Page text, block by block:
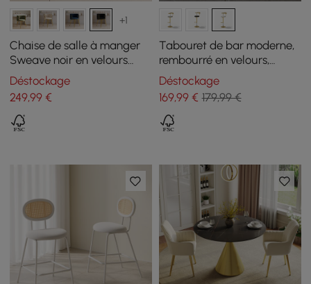
+1
Chaise de salle à manger
Sweave noir en velours
rembourrée, 1 pièce
Déstockage
249,99 €
Tabouret de bar moderne,
rembourré en velours,
réglable et pivotant, blanc
avec repose-pieds
Déstockage
169,99€ 179,99 €